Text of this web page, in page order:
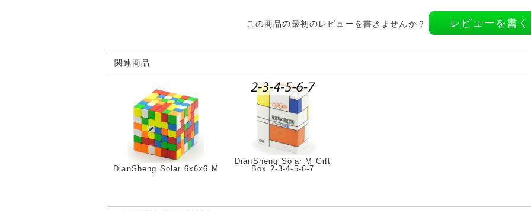
この商品の最初のレビューを書きませんか？ レビューを書く
関連商品
DianSheng Solar 6x6x6 M
DianSheng Solar M Gift
Box 2-3-4-5-6-7